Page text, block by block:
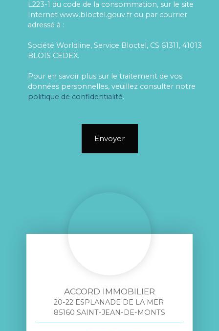
L223-1 du code de la consommation, sur le site
Internet www.bloctel.gouv.fr ou par courrier
adressé à :
Société Worldline, Service Bloctel, CS 61311, 41013
BLOIS CEDEX.
Pour en savoir plus sur le traitement de vos
données personnelles, veuillez consulter notre
politique de confidentialité.
Envoyer
ACCORD IMMOBILIER
20-22 ESPLANADE DE LA MER
85160 SAINT-JEAN-DE-MONTS